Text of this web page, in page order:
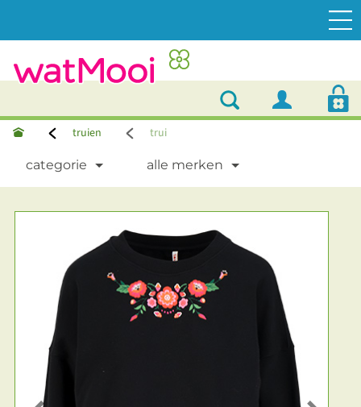
truien trui
categorie alle merken